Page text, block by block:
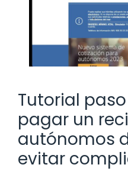
Tutorial
pagar un
autónomos
evitar